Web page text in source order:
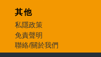
其他
私隱政策
免責聲明
聯絡/關於我們